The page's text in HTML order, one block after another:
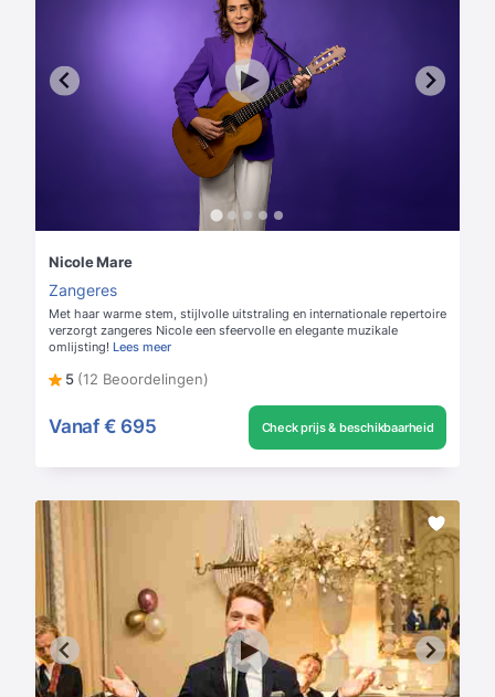
Nicole Mare
Zangeres
Met haar warme stem, stijlvolle uitstraling en internationale repertoire
verzorgt zangeres Nicole een sfeervolle en elegante muzikale
omlijsting! Lees meer
5 (12 Beoordelingen)
Vanaf € 695 Check prijs & beschikbaarheid